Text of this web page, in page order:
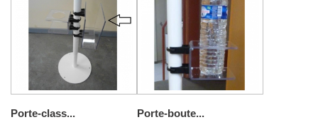
Porte-class... Porte-boute...